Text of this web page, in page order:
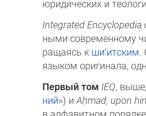
юридических и
Integrated Encyclopedia
ны­ми современному
ращаясь к ши‘итским.
язы­ком ори­гинала,
Первый том IEQ,
ний») и Aḥmad, upon